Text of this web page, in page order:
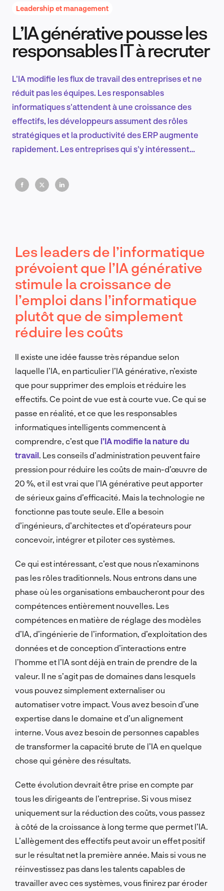
Recherche et conception produit
Tendances sectorielles
EN
Leadership et management
L’IA générative pousse les
responsables IT à recruter
L'IA modifie les flux de travail des entreprises et ne
réduit pas les équipes. Les responsables
informatiques s'attendent à une croissance des
effectifs, les développeurs assument des rôles
stratégiques et la productivité des ERP augmente
rapidement. Les entreprises qui s'y intéressent
simple outil d'automatisation.
Les leaders de l’informatique
prévoient que l’IA générative
stimule la croissance de
l’emploi dans l’informatique
plutôt que de simplement
réduire les coûts
Il existe une idée fausse très répandue selon
laquelle l’IA, en particulier l’IA générative, n’existe
que pour supprimer des emplois et réduire les
effectifs. Ce point de vue est à courte vue. Ce qui se
passe en réalité, et ce que les responsables
informatiques intelligents commencent à
comprendre, c’est que l’IA modifie la nature du
travail . Les conseils d’administration peuvent faire
pression pour réduire les coûts de main-d’œuvre de
20 %, et il est vrai que l’IA générative peut apporter
de sérieux gains d’efficacité. Mais la technologie ne
fonctionne pas toute seule. Elle a besoin
d’ingénieurs, d’architectes et d’opérateurs pour
concevoir, intégrer et piloter ces systèmes.
Ce qui est intéressant, c’est que nous n’examinons
pas les rôles traditionnels. Nous entrons dans une
phase où les organisations embaucheront pour des
compétences entièrement nouvelles. Les
compétences en matière de réglage des modèles
d’IA, d’ingénierie de l’information, d’exploitation des
données et de conception d’interactions entre
l’homme et l’IA sont déjà en train de prendre de la
valeur. Il ne s’agit pas de domaines dans lesquels
vous pouvez simplement externaliser ou
automatiser votre impact. Vous avez besoin d’une
expertise dans le domaine et d’un alignement
interne. Vous avez besoin de personnes capables
de transformer la capacité brute de l’IA en quelque
chose qui génère des résultats.
Cette évolution devrait être prise en compte par
tous les dirigeants de l’entreprise. Si vous misez
uniquement sur la réduction des coûts, vous passez
à côté de la croissance à long terme que permet l’IA.
L’allègement des effectifs peut avoir un effet positif
sur le résultat net la première année. Mais si vous ne
réinvestissez pas dans les talents capables de
travailler avec ces systèmes, vous finirez par éroder